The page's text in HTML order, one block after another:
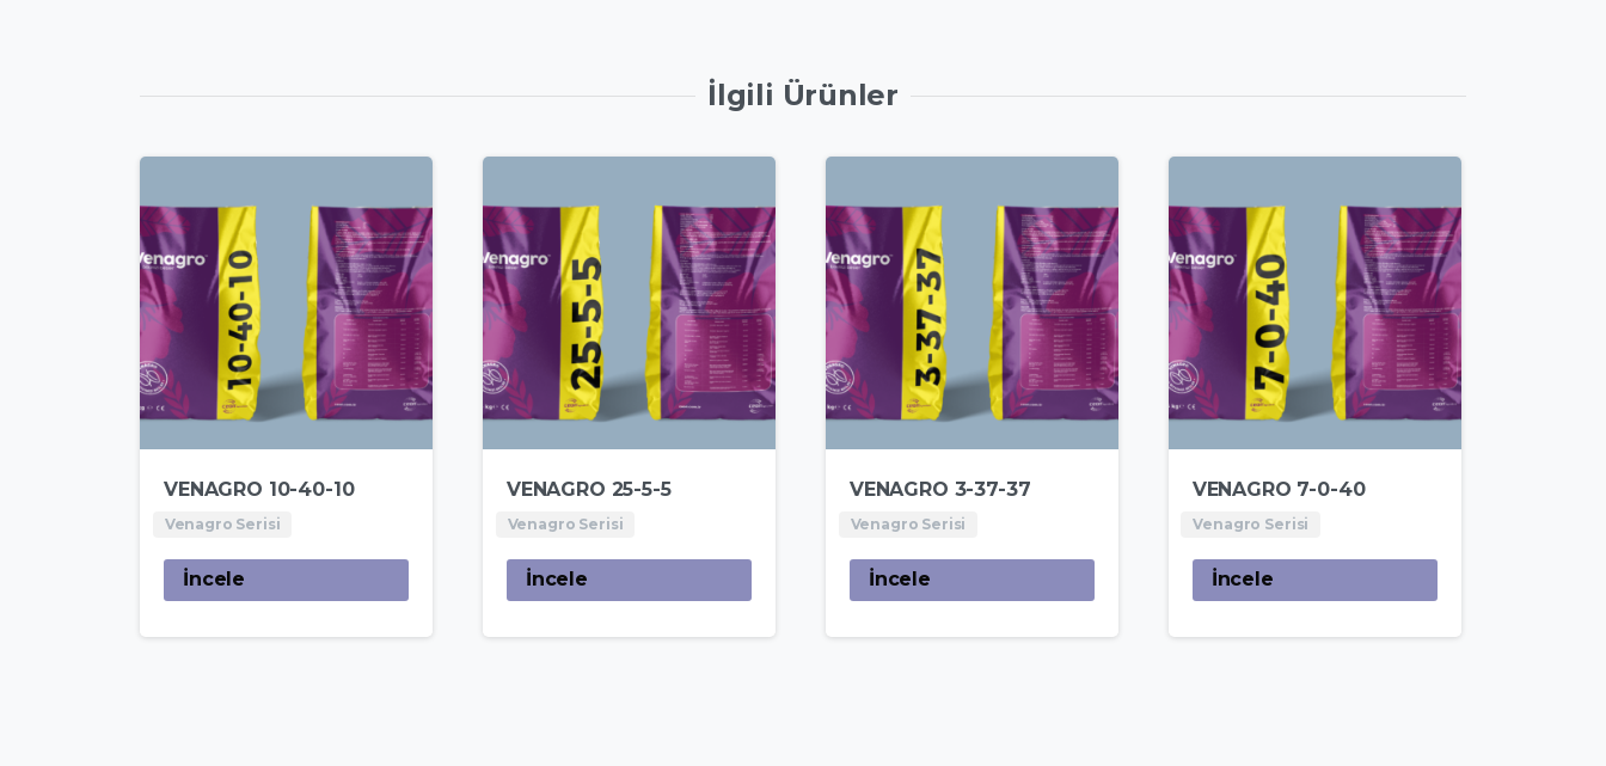
İlgili Ürünler
VENAGRO 10-40-10
Venagro Serisi
İncele
VENAGRO 25-5-5
Venagro Serisi
İncele
VENAGRO 3-37-37
Venagro Serisi
İncele
VENAGRO 7-0-40
Venagro Serisi
İncele